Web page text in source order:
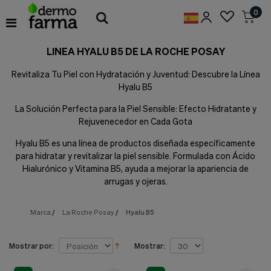
Preferencias
de
cookies
servicios
disponibles
características
0
LINEA HYALU B5 DE LA ROCHE POSAY
Revitaliza Tu Piel con Hydratación y Juventud: Descubre la Línea
Hyalu B5
La Solución Perfecta para la Piel Sensible: Efecto Hidratante y
Rejuvenecedor en Cada Gota
Hyalu B5 es una línea de productos diseñada específicamente
para hidratar y revitalizar la piel sensible. Formulada con Ácido
Hialurónico y Vitamina B5, ayuda a mejorar la apariencia de
arrugas y ojeras.
Marca / La Roche Posay / Hyalu B5
Mostrar por: Mostrar: